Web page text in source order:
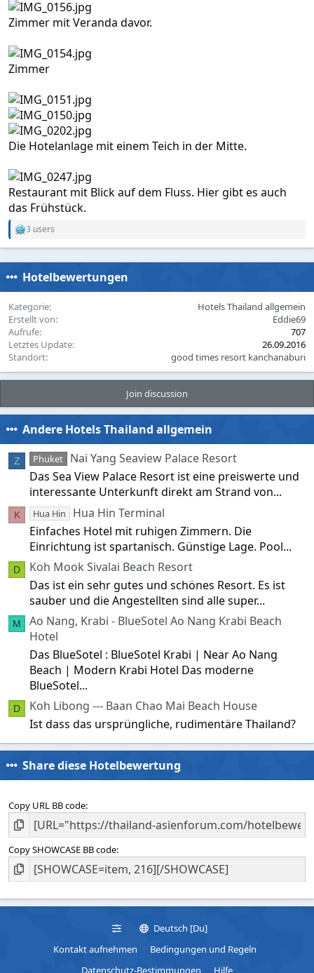
Zimmer mit Veranda davor.
Zimmer
Die Hotelanlage mit einem Teich in der Mitte.
Restaurant mit Blick auf dem Fluss. Hier gibt es auch
das Frühstück.
R
e
t
i
n
s
:
3 users
Hotelbewertungen
Kategorie
Hotels Thailand allgemein
Erstellt von
Eddie69
Aufrufe
707
Letztes Update
26.09.2016
Standort
good times resort kanchanaburi
Join discussion
Andere Hotels Thailand allgemein
Z Phuket
Nai Yang Seaview Palace Resort
Das Sea View Palace Resort ist eine preiswerte und
interessante Unterkunft direkt am Strand von...
K Hua Hin
Hua Hin Terminal
Einfaches Hotel mit ruhigen Zimmern. Die
Einrichtung ist spartanisch. Günstige Lage. Pool...
D
Koh Mook Sivalai Beach Resort
Das ist ein sehr gutes und schönes Resort. Es ist
sauber und die Angestellten sind alle super...
M
Ao Nang, Krabi - BlueSotel Ao Nang Krabi Beach
Hotel
Das BlueSotel : BlueSotel Krabi | Near Ao Nang
Beach | Modern Krabi Hotel Das moderne
BlueSotel...
D
Koh Libong --- Baan Chao Mai Beach House
Ist dass das ursprüngliche, rudimentäre Thailand?
Share diese Hotelbewertung
Copy URL BB code
Copy SHOWCASE BB code
Deutsch [Du]
Kontakt aufnehmen
Bedingungen und Regeln
Datenschutz-Bestimmungen
Hilfe